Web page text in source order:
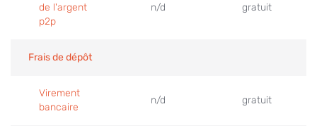
de l'argent
p2p
n/d gratuit
Frais de dépôt
Virement
bancaire
n/d gratuit